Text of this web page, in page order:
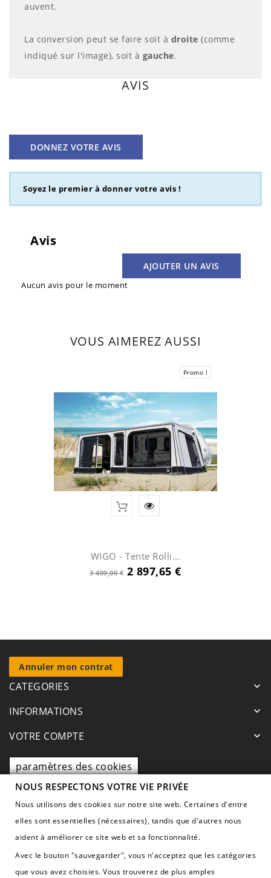
auvent.
La conversion peut se faire soit à droite (comme
indiqué sur l'image), soit à gauche.
AVIS
DONNEZ VOTRE AVIS
Soyez le premier à donner votre avis !
Avis
AJOUTER UN AVIS
Aucun avis pour le moment
VOUS AIMEREZ AUSSI
Promo !
WIGO - Tente Rolli...
Prix
3 409,00 € Prix
2 897,65 €
Annuler mon contrat
CATEGORIES keyboard_arrow_down
INFORMATIONS keyboard_arrow_down
VOTRE COMPTE keyboard_arrow_down
paramètres des cookies
CONTACTEZ NOUS
NOUS RESPECTONS VOTRE VIE PRIVÉE
Nous utilisons des cookies sur notre site web. Certaines d'entre
elles sont essentielles (nécessaires), tandis que d'autres nous
aident à améliorer ce site web et sa fonctionnalité.
Avec le bouton "sauvegarder", vous n'acceptez que les catégories
que vous avez choisies. Vous trouverez de plus amples